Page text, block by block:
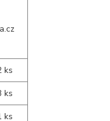
ks
ks
ks